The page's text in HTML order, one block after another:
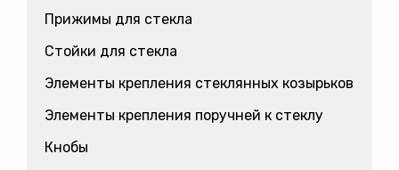
Прижимы для стекла
Стойки для стекла
Элементы крепления стеклянных козырьков
Элементы крепления поручней к стеклу
Кнобы